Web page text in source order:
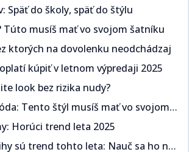
Dovolenková móda: Tento štýl musíš mať vo svojom šatníku ​​​​‌ ‍ ​‍​‍‌‍ ‌ ​‍‌‍‍‌‌‍‌ ‌‍‍‌‌‍ ‍​‍​‍​ ‍‍​‍​‍‌ ​ ‌‍​‌‌‍ ‍‌‍‍‌‌ ‌​‌ ‍‌​‍ ‍‌‍‍‌‌‍ ​‍​‍​‍ ​​‍​‍‌‍‍​‌ ​‍‌‍‌‌‌‍‌‍​‍​‍​ ‍‍​‍​‍‌‍‍​‌ ‌​‌ ‌​‌ ​​​ ‍‍​‍ ​‍ ‌‍ ​‌‍ ‌‍​ ‌‍​‌‌‍ ​‌‍‍​‌‍ ‌ ​ ‌ ‌​​ ‍‍​ ​ ​ ​​​ ​​​ ​​​‍ ‌ ​ ‌ ‌​‌ ‌‌‌‍‌​‌‍‍‌‌‍ ​‍ ‌‍‍‌‌‍ ‍‌ ‌​‌‍‌‌‌‍ ‍‌ ‌​​‍ ‌‍‌‌‌‍‌​‌‍‍‌‌ ‌​​‍ ‌‍ ‌‌‍ ‌‍‌​‌‍‌‌​ ‌‌ ​​‌ ​‍‌‍‌‌‌ ​ ‌‍‌‌‌‍ ‍‌ ‌​‌‍​‌‌ ‌​‌‍‍‌‌‍ ‌‍ ‍​ ‍ ‌‍‍‌‌‍‌​​ ‌​ ​​​ ‌‌​ ​​‌‍‌‌​ ‍​‌‍‌​​ ​​‌‍‌‌​‍ ‌​ ​​​ ‍‌​ ‌ ​ ‍​​‍ ‌​ ‌​​ ​ ‌‍​ ​ ‌​​‍ ‌​ ‍‌‌‍​‌​ ‍‌​ ​​​‍ ‌​ ‍​​ ​‌​ ‍​​ ​‍​ ​​‌‍‌‌​ ​ ​ ​‌​ ​ ‌‍​ ​ ‍​​ ​‍​ ‍ ‌ ‌​‌ ‍‌‌ ​​‌‍‌‌​ ‌‌ ​​‌‍ ‌ ​ ‌ ‌​​ ‍ ‌ ​​‌‍​‌‌ ‌​‌‍‍​​ ‌‌ ‌​‌‍‍‌‌ ‌​‌‍ ​‌‍‌‌​ ‌‍​‍‌‍​‌‌ ​ ‌‍‌‌‌‌‌‌‌ ​‍‌‍ ​​ ‌‌‍‍​‌ ‌​‌ ‌​‌ ​​​‍‌‌​ ​ ‌​​‌​‍‌‌​ ​‍‌​‌‍​‍‌‌​ ​‍‌​‌‍‌‍ ​‌‍ ‌‍​ ‌‍​‌‌‍ ​‌‍‍​‌‍ ‌ ​ ‌ ‌​​‍‌‌​ ​ ‌​​‌​ ​ ​ ​​​ ​​​ ​​​‍‌‌​ ​‍‌​‌‍‌ ​ ‌ ‌​‌ ‌‌‌‍‌​‌‍‍‌‌‍ ​‍‌‍‌‍‍‌‌‍‌​​ ‌​ ​​​ ‌‌​ ​​‌‍‌‌​ ‍​‌‍‌​​ ​​‌‍‌‌​‍ ‌​ ​​​ ‍‌​ ‌ ​ ‍​​‍ ‌​ ‌​​ ​ ‌‍​ ​ ‌​​‍ ‌​ ‍‌‌‍​‌​ ‍‌​ ​​​‍ ‌​ ‍​​ ​‌​ ‍​​ ​‍​ ​​‌‍‌‌​ ​ ​ ​‌​ ​ ‌‍​ ​ ‍​​ ​‍​‍‌‍‌ ‌​‌ ‍‌‌ ​​‌‍‌‌​ ‌‌ ​​‌‍ ‌ ​ ‌ ‌​​‍‌‍‌ ​​‌‍​‌‌ ‌​‌‍‍​​ ‌‌ ‌​‌‍‍‌‌ ‌​‌‍ ​‌‍‌‌​‍‌‍‌ ​​‌‍‌‌‌ ​‍‌ ​ ‌ ​​‌‍‌‌‌‍​ ‌ ‌​‌‍‍‌‌ ‌‍‌‍‌‌​ ‌‌ ​​‌ ‌‌‌‍​‍‌‍ ​‌‍‍‌‌ ​ ‌‍‍​‌‍‌‌‌‍‌​​‍​‍‌ ‌
Asymetrické strihy sú trend tohto leta: Nauč sa ho nosiť​​​​‌ ‍ ​‍​‍‌‍ ‌ ​‍‌‍‍‌‌‍‌ ‌‍‍‌‌‍ ‍​‍​‍​ ‍‍​‍​‍‌ ​ ‌‍​‌‌‍ ‍‌‍‍‌‌ ‌​‌ ‍‌​‍ ‍‌‍‍‌‌‍ ​‍​‍​‍ ​​‍​‍‌‍‍​‌ ​‍‌‍‌‌‌‍‌‍​‍​‍​ ‍‍​‍​‍‌‍‍​‌ ‌​‌ ‌​‌ ​​​ ‍‍​‍ ​‍ ‌‍ ​‌‍ ‌‍​ ‌‍​‌‌‍ ​‌‍‍​‌‍ ‌ ​ ‌ ‌​​ ‍‍​ ​ ​ ​​​ ​​​ ​​​‍ ‌ ​ ‌ ‌​‌ ‌‌‌‍‌​‌‍‍‌‌‍ ​‍ ‌‍‍‌‌‍ ‍‌ ‌​‌‍‌‌‌‍ ‍‌ ‌​​‍ ‌‍‌‌‌‍‌​‌‍‍‌‌ ‌​​‍ ‌‍ ‌‌‍ ‌‍‌​‌‍‌‌​ ‌‌ ​​‌ ​‍‌‍‌‌‌ ​ ‌‍‌‌‌‍ ‍‌ ‌​‌‍​‌‌ ‌​‌‍‍‌‌‍ ‌‍ ‍​ ‍ ‌‍‍‌‌‍‌​​ ‌​ ‌‍​ ‌ ​ ​​‌‍‌​‌‍‌‍​ ​ ​ ​‌‌‍​‍​‍ ‌​ ​ ​ ​ ​ ​‌​ ‌‍​‍ ‌​ ‌​‌‍‌​​ ‌ ​ ‌​​‍ ‌​ ‍​​ ‌‌​ ​ ​ ‌‍​‍ ‌​ ​ ​ ‌‌​ ​​‌‍‌​​ ‌‍​ ​‌‌‍‌‌‌‍​‍‌‍​ ‌‍​‍​ ‍‌‌‍‌​​ ‍ ‌ ‌​‌ ‍‌‌ ​​‌‍‌‌​ ‌‌ ​​‌‍ ‌ ​ ‌ ‌​​ ‍ ‌ ​​‌‍​‌‌ ‌​‌‍‍​​ ‌‌ ‌​‌‍‍‌‌ ‌​‌‍ ​‌‍‌‌​ ‌‍​‍‌‍​‌‌ ​ ‌‍‌‌‌‌‌‌‌ ​‍‌‍ ​​ ‌‌‍‍​‌ ‌​‌ ‌​‌ ​​​‍‌‌​ ​ ‌​​‌​‍‌‌​ ​‍‌​‌‍​‍‌‌​ ​‍‌​‌‍‌‍ ​‌‍ ‌‍​ ‌‍​‌‌‍ ​‌‍‍​‌‍ ‌ ​ ‌ ‌​​‍‌‌​ ​ ‌​​‌​ ​ ​ ​​​ ​​​ ​​​‍‌‌​ ​‍‌​‌‍‌ ​ ‌ ‌​‌ ‌‌‌‍‌​‌‍‍‌‌‍ ​‍‌‍‌‍‍‌‌‍‌​​ ‌​ ‌‍​ ‌ ​ ​​‌‍‌​‌‍‌‍​ ​ ​ ​‌‌‍​‍​‍ ‌​ ​ ​ ​ ​ ​‌​ ‌‍​‍ ‌​ ‌​‌‍‌​​ ‌ ​ ‌​​‍ ‌​ ‍​​ ‌‌​ ​ ​ ‌‍​‍ ‌​ ​ ​ ‌‌​ ​​‌‍‌​​ ‌‍​ ​‌‌‍‌‌‌‍​‍‌‍​ ‌‍​‍​ ‍‌‌‍‌​​‍‌‍‌ ‌​‌ ‍‌‌ ​​‌‍‌‌​ ‌‌ ​​‌‍ ‌ ​ ‌ ‌​​‍‌‍‌ ​​‌‍​‌‌ ‌​‌‍‍​​ ‌‌ ‌​‌‍‍‌‌ ‌​‌‍ ​‌‍‌‌​‍‌‍‌ ​​‌‍‌‌‌ ​‍‌ ​ ‌ ​​‌‍‌‌‌‍​ ‌ ‌​‌‍‍‌‌ ‌‍‌‍‌‌​ ‌‌ ​​‌ ‌‌‌‍​‍‌‍ ​‌‍‍‌‌ ​ ‌‍‍​‌‍‌‌‌‍‌​​‍​‍‌ ‌